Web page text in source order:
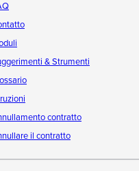
& Strumenti
contratto
il contratto